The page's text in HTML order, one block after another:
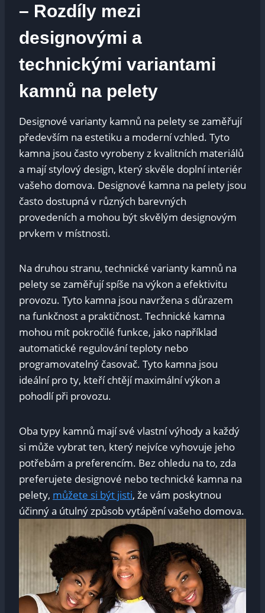
– Rozdíly mezi
designovými a
technickými variantami
kamnů na pelety
Designové varianty kamnů na pelety se zaměřují
především na estetiku a moderní vzhled. Tyto
kamna jsou často vyrobeny z kvalitních materiálů
a mají stylový design, který skvěle doplní interiér
vašeho domova. Designové kamna na pelety jsou
často dostupná v různých barevných
provedeních a mohou být skvělým designovým
prvkem v místnosti.
Na druhou stranu, technické varianty kamnů na
pelety se zaměřují spíše na výkon a efektivitu
provozu. Tyto kamna jsou navržena s důrazem
na funkčnost a praktičnost. Technické kamna
mohou mít pokročilé funkce, jako například
automatické regulování teploty nebo
programovatelný časovač. Tyto kamna jsou
ideální pro ty, kteří chtějí maximální výkon a
pohodlí při provozu.
Oba typy kamnů mají své vlastní výhody a každý
si může vybrat ten, který nejvíce vyhovuje jeho
potřebám a preferencím. Bez ohledu na to, zda
preferujete designové nebo technické kamna na
pelety, můžete si být jisti, že vám poskytnou
účinný a útulný způsob vytápění vašeho domova.